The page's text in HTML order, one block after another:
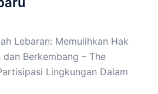
Lebaran: Memulihkan Hak
Berkembang – The
Lingkungan Dalam